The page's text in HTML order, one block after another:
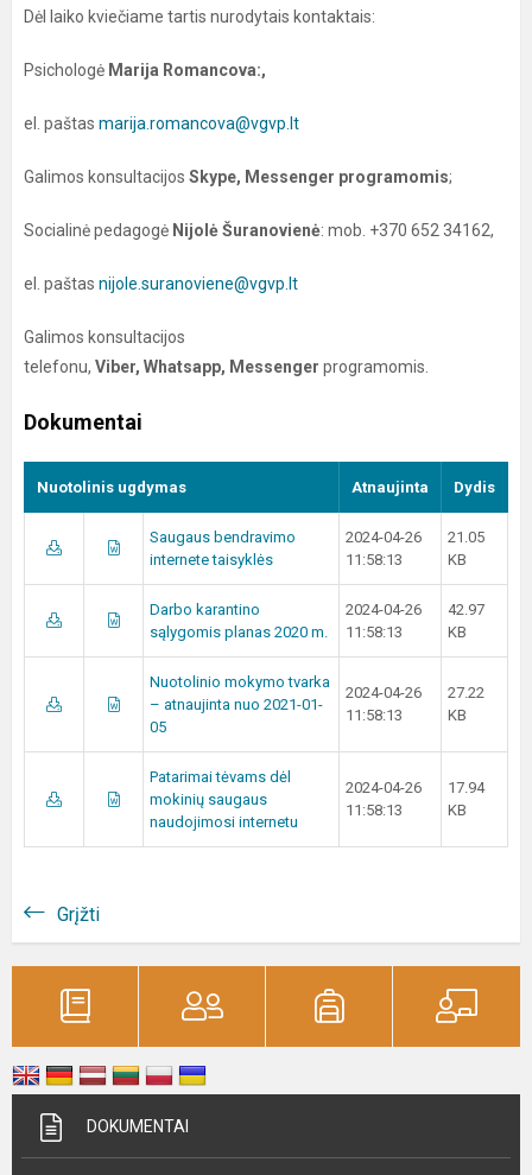
Dėl laiko kviečiame tartis nurodytais kontaktais:
Psichologė Marija Romancova:,
el. paštas marija.romancova@vgvp.lt
Galimos konsultacijos Skype, Messenger programomis;
Socialinė pedagogė Nijolė Šuranovienė: mob. +370 652 34162,
el. paštas nijole.suranoviene@vgvp.lt
Galimos konsultacijos
telefonu, Viber, Whatsapp, Messenger programomis.
Dokumentai
Nuotolinis ugdymas Atnaujinta Dydis
Saugaus bendravimo
internete taisyklės
2024-04-26
11:58:13
21.05
KB
Darbo karantino
sąlygomis planas 2020 m.
2024-04-26
11:58:13
42.97
KB
Nuotolinio mokymo tvarka
– atnaujinta nuo 2021-01-
05
2024-04-26
11:58:13
27.22
KB
Patarimai tėvams dėl
mokinių saugaus
naudojimosi internetu
2024-04-26
11:58:13
17.94
KB
Grįžti
DOKUMENTAI